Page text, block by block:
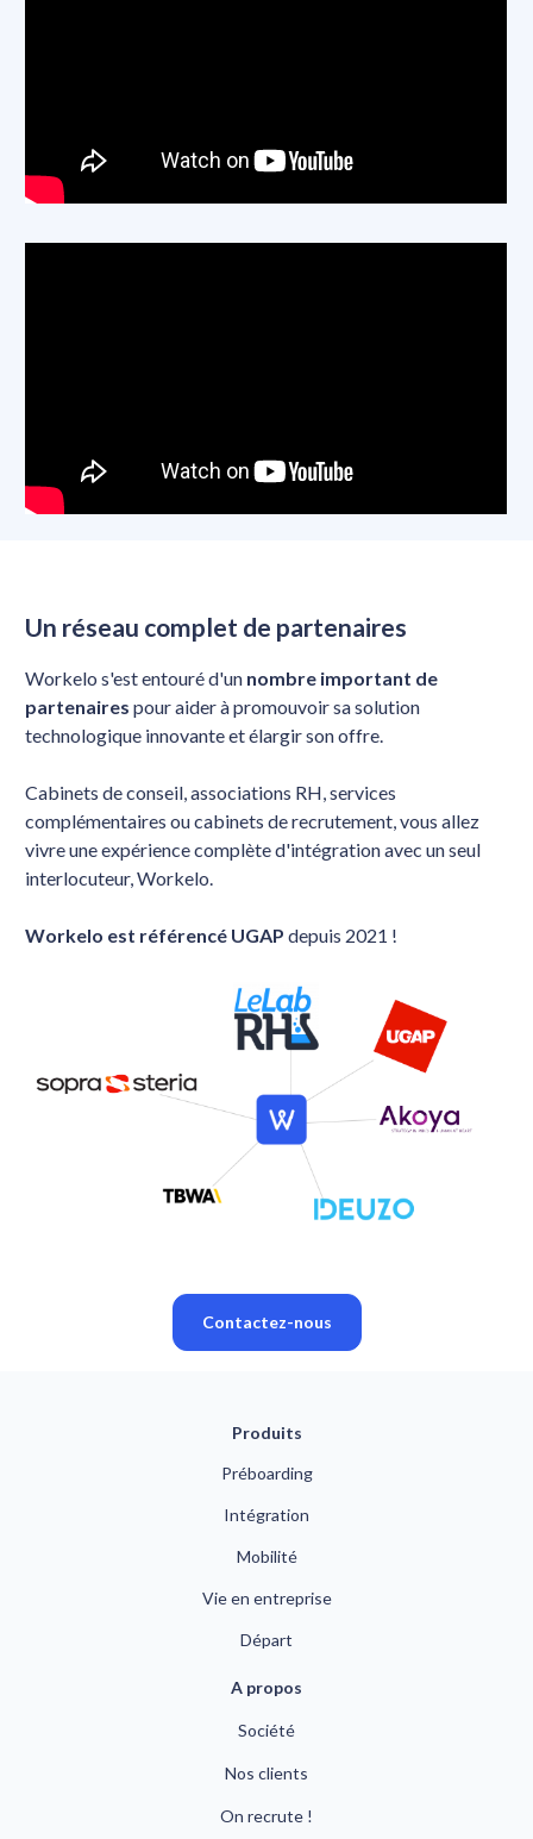
Un réseau complet de partenaires
Workelo s'est entouré d'un nombre important de
partenaires pour aider à promouvoir sa solution
technologique innovante et élargir son offre.
Cabinets de conseil, associations RH, services
complémentaires ou cabinets de recrutement, vous allez
vivre une expérience complète d'intégration avec un seul
interlocuteur, Workelo.
Workelo est référencé UGAP depuis 2021 !
Contactez-nous
Produits
Préboarding
Intégration
Mobilité
Vie en entreprise
Départ
A propos
Société
Nos clients
On recrute !